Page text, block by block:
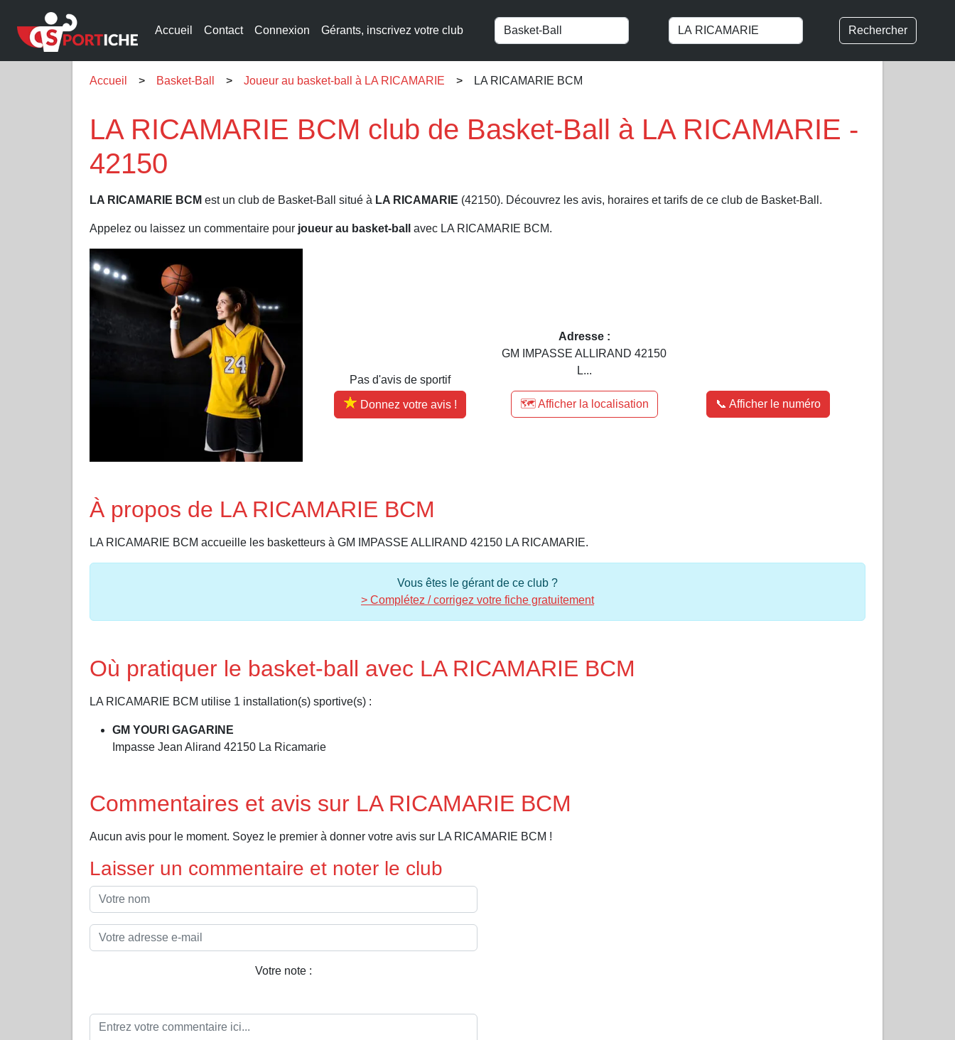
Accueil Contact Connexion Gérants, inscrivez votre club Rechercher
Accueil Basket-Ball Joueur au basket-ball à LA RICAMARIE LA RICAMARIE BCM
LA RICAMARIE BCM club de Basket-Ball à LA RICAMARIE -
42150
LA RICAMARIE BCM est un club de Basket-Ball situé à LA RICAMARIE (42150). Découvrez les avis, horaires et tarifs de ce club de Basket-Ball.
Appelez ou laissez un commentaire pour joueur au basket-ball avec LA RICAMARIE BCM.
Pas d'avis de sportif
Donnez votre avis !
Adresse :
GM IMPASSE ALLIRAND 42150
L...
🗺️ Afficher la localisation 📞 Afficher le numéro
À propos de LA RICAMARIE BCM
LA RICAMARIE BCM accueille les basketteurs à GM IMPASSE ALLIRAND 42150 LA RICAMARIE.
Vous êtes le gérant de ce club ?
> Complétez / corrigez votre fiche gratuitement
Où pratiquer le basket-ball avec LA RICAMARIE BCM
LA RICAMARIE BCM utilise 1 installation(s) sportive(s) :
GM YOURI GAGARINE
Impasse Jean Alirand 42150 La Ricamarie
Commentaires et avis sur LA RICAMARIE BCM
Aucun avis pour le moment. Soyez le premier à donner votre avis sur LA RICAMARIE BCM !
Laisser un commentaire et noter le club
Votre note :